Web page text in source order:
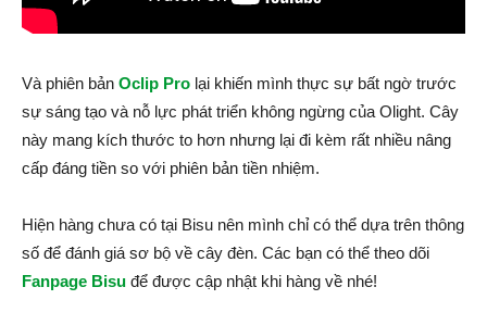
Và phiên bản Oclip Pro lại khiến mình thực sự bất ngờ trước
sự sáng tạo và nỗ lực phát triển không ngừng của Olight. Cây
này mang kích thước to hơn nhưng lại đi kèm rất nhiều nâng
cấp đáng tiền so với phiên bản tiền nhiệm.
Hiện hàng chưa có tại Bisu nên mình chỉ có thể dựa trên thông
số để đánh giá sơ bộ về cây đèn. Các bạn có thể theo dõi
Fanpage Bisu để được cập nhật khi hàng về nhé!